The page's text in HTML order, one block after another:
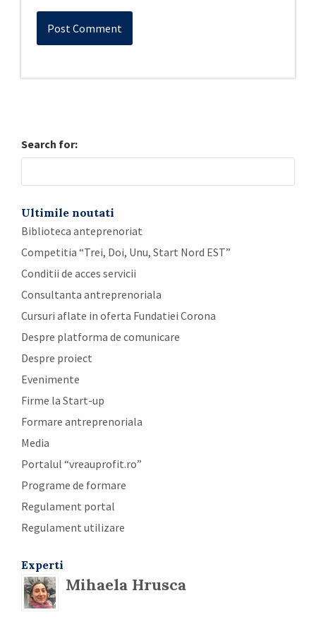
Search for:
Ultimile noutati
Biblioteca anteprenoriat
Competitia “Trei, Doi, Unu, Start Nord EST”
Conditii de acces servicii
Consultanta antreprenoriala
Cursuri aflate in oferta Fundatiei Corona
Despre platforma de comunicare
Despre proiect
Evenimente
Firme la Start-up
Formare antreprenoriala
Media
Portalul “vreauprofit.ro”
Programe de formare
Regulament portal
Regulament utilizare
Experti
Mihaela Hrusca